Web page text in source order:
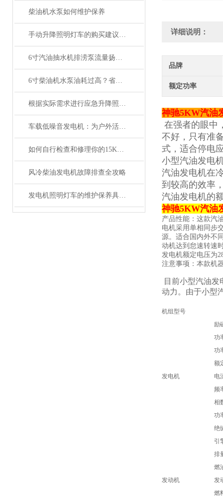
柴油机水泵如何维护保养
手动升降照明灯车的购买建议与注意事项
6寸汽油抽水机排涝泵流量扬程有多大
6寸柴油机水泵油耗过高？省油运行的10个实用技巧
根据实际需求进行应急升降照明灯的使用
车载低噪音发电机：为户外活动提供可靠电力支持
如何自行检查和修理你的15KW汽油发电机
风冷柴油发电机故障排查全攻略
发电机照明灯车的维护保养具体操作步骤是什么
详细说明：
品牌
额定功率
神驰5KW汽油
在强者的眼中
不好，只有准
式，适合停电
小型汽油发电
汽油发电机在
到较高的效率
汽油发电机的
神驰5KW汽油
产品性能：这款汽
电机采用单相同步
源。适合国内外不
动机达到怠速转速
发电机额定电压为
注意事项：本款机
目前小型汽油
动力。由于小型
机组型号
发电机
励
功
功
额
电
频
相
功
绝
发动机
引
排
燃
发
燃